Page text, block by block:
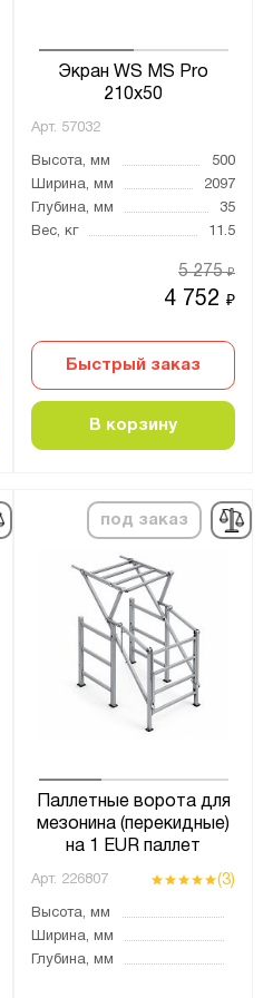
Экран WS MS Pro
210x50
Арт. 57032
Высота, мм
500
Ширина, мм
2097
Глубина, мм
35
Вес, кг
11.5
4 752₽
5 275₽
Быстрый заказ
В корзину
под заказ
Паллетные ворота для
мезонина (перекидные)
на 1 EUR паллет
Арт. 226807 (3)
Высота, мм
Ширина, мм
Глубина, мм
7035)
9002)